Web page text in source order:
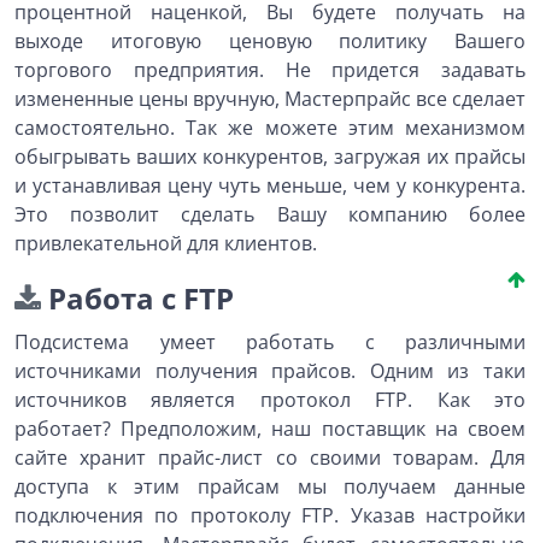
процентной наценкой, Вы будете получать на
выходе итоговую ценовую политику Вашего
торгового предприятия. Не придется задавать
измененные цены вручную, Мастерпрайс все сделает
самостоятельно. Так же можете этим механизмом
обыгрывать ваших конкурентов, загружая их прайсы
и устанавливая цену чуть меньше, чем у конкурента.
Это позволит сделать Вашу компанию более
привлекательной для клиентов.
Работа с FTP
Подсистема умеет работать с различными
источниками получения прайсов. Одним из таки
источников является протокол FTP. Как это
работает? Предположим, наш поставщик на своем
сайте хранит прайс-лист со своими товарам. Для
доступа к этим прайсам мы получаем данные
подключения по протоколу FTP. Указав настройки